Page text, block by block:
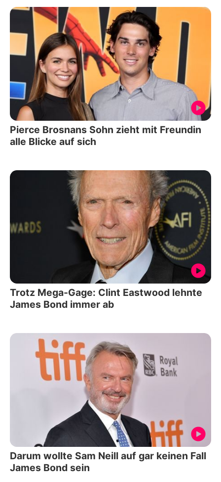
Pierce Brosnans Sohn zieht mit Freundin
alle Blicke auf sich
Trotz Mega-Gage: Clint Eastwood lehnte
James Bond immer ab
Darum wollte Sam Neill auf gar keinen Fall
James Bond sein